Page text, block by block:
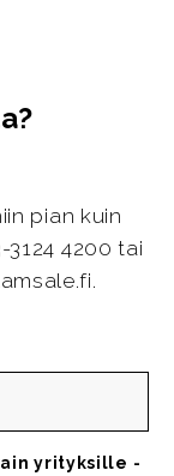
pian kuin
4200 tai
yrityksille -